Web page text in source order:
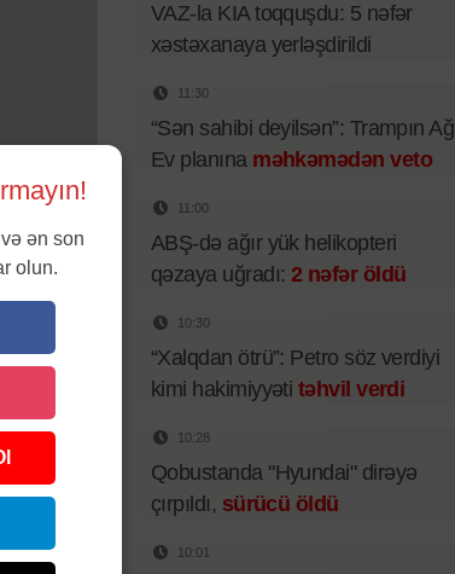
VAZ-la KIA toqquşdu: 5 nəfər
xəstəxanaya yerləşdirildi
11:30
“Sən sahibi deyilsən”: Trampın Ağ
Ev planına məhkəmədən veto
11:00
ABŞ-də ağır yük helikopteri
qəzaya uğradı: 2 nəfər öldü
10:30
“Xalqdan ötrü”: Petro söz verdiyi
kimi hakimiyyəti təhvil verdi
10:28
Qobustanda "Hyundai" dirəyə
çırpıldı, sürücü öldü
10:01
ən son
olun.